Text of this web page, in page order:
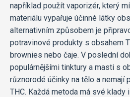
například použít vaporizér, který
materiálu vypařuje účinné látky
alternativním způsobem je
potravinové produkty s obsahem
brownies nebo čaje. V poslední
populárnějšími tinktury a masti s
různorodé účinky na tělo a nemají
THC. Každá metoda má své